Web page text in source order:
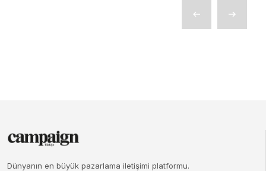
Dünyanın en büyük pazarlama iletişimi platformu.